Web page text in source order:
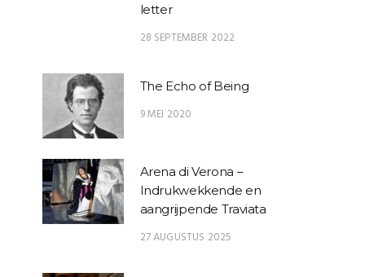
letter
28 SEPTEMBER 2022
The Echo of Being
9 MEI 2020
Arena di Verona –
Indrukwekkende en
aangrijpende Traviata
27 AUGUSTUS 2025